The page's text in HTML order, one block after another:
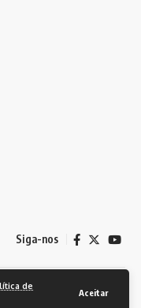
de
Aceitar
Siga-nos
com ❤️ WordPress. Todos